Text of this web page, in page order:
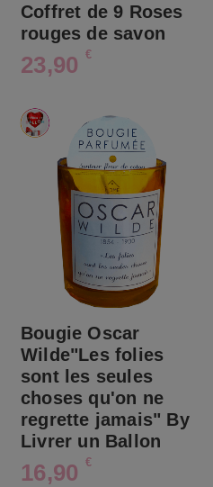
Coffret de 9 Roses
rouges de savon
23,90 €
Bougie Oscar
Wilde"Les folies
sont les seules
choses qu'on ne
regrette jamais" By
Livrer un Ballon
16,90 €